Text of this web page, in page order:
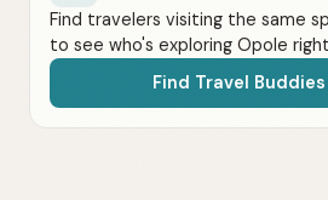
Find travelers visiting the same
to see who's exploring Opole
Find Travel